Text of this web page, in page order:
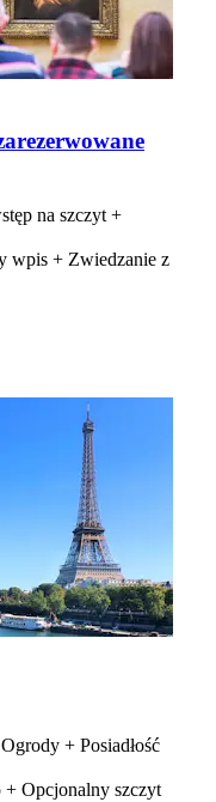
na szczyt +
wpis + Zwiedzanie z
+ Posiadłość
+ Opcjonalny szczyt